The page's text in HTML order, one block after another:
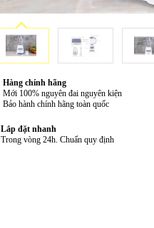
Hàng chính hãng
Mới 100% nguyên đai nguyên kiện
Bảo hành chính hãng toàn quốc
Lắp đặt nhanh
Trong vòng 24h. Chuẩn quy định